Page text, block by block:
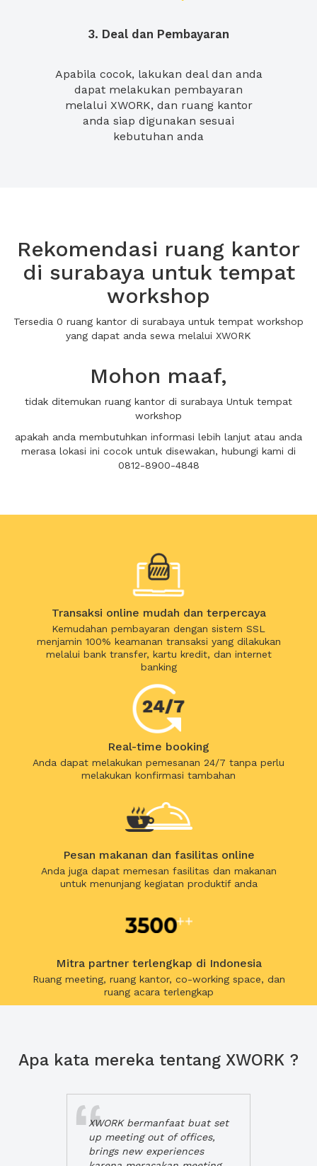
3. Deal dan Pembayaran
Apabila cocok, lakukan deal dan anda
dapat melakukan pembayaran
melalui XWORK, dan ruang kantor
anda siap digunakan sesuai
kebutuhan anda
Rekomendasi ruang kantor
di surabaya untuk tempat
workshop
Tersedia 0 ruang kantor di surabaya untuk tempat workshop
yang dapat anda sewa melalui XWORK
Mohon maaf,
tidak ditemukan ruang kantor di surabaya Untuk tempat
workshop
apakah anda membutuhkan informasi lebih lanjut atau anda
merasa lokasi ini cocok untuk disewakan, hubungi kami di
0812-8900-4848
Transaksi online mudah dan terpercaya
Kemudahan pembayaran dengan sistem SSL
menjamin 100% keamanan transaksi yang dilakukan
melalui bank transfer, kartu kredit, dan internet
banking
Real-time booking
Anda dapat melakukan pemesanan 24/7 tanpa perlu
melakukan konfirmasi tambahan
Pesan makanan dan fasilitas online
Anda juga dapat memesan fasilitas dan makanan
untuk menunjang kegiatan produktif anda
Mitra partner terlengkap di Indonesia
Ruang meeting, ruang kantor, co-working space, dan
ruang acara terlengkap
Apa kata mereka tentang XWORK ?
XWORK bermanfaat buat set
up meeting out of offices,
brings new experiences